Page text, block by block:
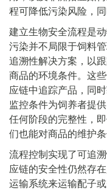
程可降低污染风险，
建立生物安全流程是
污染并不局限于饲料
追溯性解决方案，以
商品的环境条件。这
应链中追踪产品，同
监控条件为饲养者提
任何阶段的完整性，
们也能对商品的维护条
流程控制实现了可追
应链的安全性仍然存
运输系统来运输配子